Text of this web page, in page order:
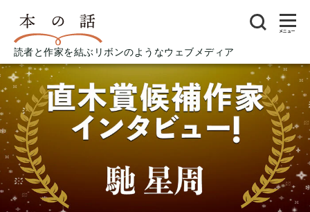
読者と作家を結ぶリボンのようなウェブメディア
メニュー